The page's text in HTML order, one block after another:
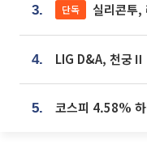
3. 단독 실리콘투, 라이브
4.
5. 코스피 4.58%